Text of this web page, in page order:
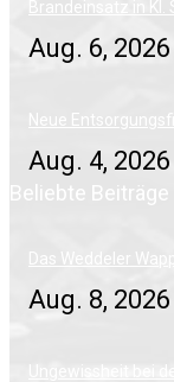
Brandeinsatz in
Aug. 6, 2026
Neue
Aug. 4, 2026
Beliebte Beiträge
Das Weddeler
Aug. 8, 2026
Ungewissheit bei